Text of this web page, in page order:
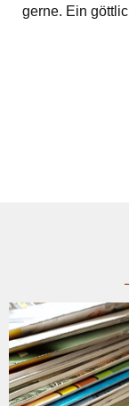
gerne. Ein